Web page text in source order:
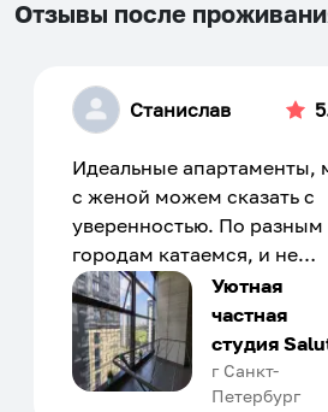
Отзывы после
Станислав
Идеальные апартаменты,
с женой можем сказать с
уверенностью. По разным
городам катаемся, и не
только в России. Сервис на
отличном уровне. Хозяин
апартаментов доброй
человек, всегда можно
договориться, подскажет
Уютная
частная
студия
г Санкт-
Петербург